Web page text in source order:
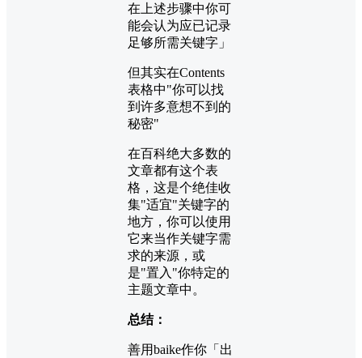
在上述步骤中你可
能会认为应已记录
足够所需关键字」
但其实在Contents
表格中"你可以找
到许多意想不到的
秘密"
在百科绝大多数的
文章都有这个表
格，这是个绝佳收
集"适宜"关键字的
地方，你可以使用
它来当作关键字需
求的来源，或
是"置入"你特定的
主题文章中。
总结：
善用baike作你「出